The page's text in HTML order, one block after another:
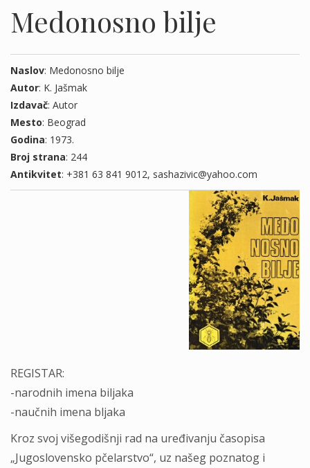
Medonosno bilje
Naslov: Medonosno bilje
Autor: K. Jašmak
Izdavač: Autor
Mesto: Beograd
Godina: 1973.
Broj strana: 244
Antikvitet: +381 63 841 9012, sashazivic@yahoo.com
REGISTAR:
-narodnih imena biljaka
-naučnih imena bljaka
Kroz svoj višegodišnji rad na uređivanju časopisa
„Jugoslovensko pčelarstvo“, uz našeg poznatog i